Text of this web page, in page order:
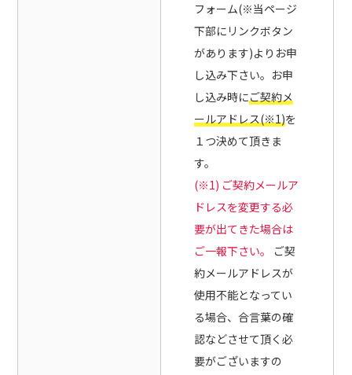
フォーム(※当ページ
下部にリンクボタン
があります)よりお申
し込み下さい。お申
し込み時にご契約メ
ールアドレス(※1)を
１つ決めて頂きま
す。
(※1) ご契約メールア
ドレスを変更する必
要が出てきた場合は
ご一報下さい。
ご契
約メールアドレスが
使用不能となってい
る場合、合言葉の確
認などさせて頂く必
要がございますの